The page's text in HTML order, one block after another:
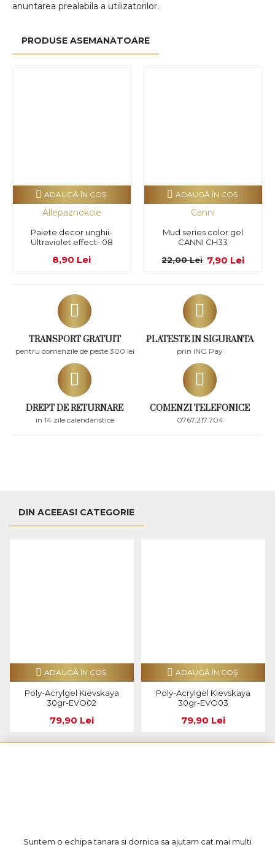
TRANSPORT GRATUIT
pentru comenzile de peste 300 lei
PLATESTE IN SIGURANTA
prin ING Pay
DREPT DE RETURNARE
in 14 zile calendaristice
COMENZI TELEFONICE
0767.217.704
anuntarea prealabila a utilizatorilor.
PRODUSE ASEMANATOARE
Allepaznokcie
Paiete decor unghii-
Ultraviolet effect- 08
8,90 Lei
ADAUGĂ ÎN COŞ
Canni
Mud series color gel
CANNI CH33
7,90 Lei
22,00 Lei
ADAUGĂ ÎN COŞ
DIN ACEEASI CATEGORIE
Poly-Acrylgel Kievskaya
30gr-EVO02
79,90 Lei
ADAUGĂ ÎN COŞ
Poly-Acrylgel Kievskaya
30gr-EVO03
79,90 Lei
ADAUGĂ ÎN COŞ
Suntem o echipa tanara si dornica sa ajutam cat mai multi